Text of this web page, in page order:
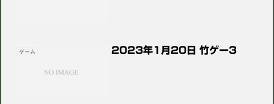
ゲーム 2023年1月20日 竹ゲー3